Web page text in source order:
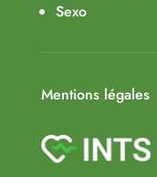
Sexo
Mentions légales